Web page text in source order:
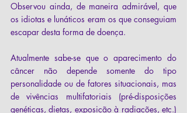
Observou ainda, de maneira admirável, que
os idiotas e lunáticos eram os que conseguiam
escapar desta forma de doença.
Atualmente sabe-se que o aparecimento do
câncer não depende somente do tipo
personalidade ou de fatores situacionais, mas
de vivências multifatoriais (pré-disposições
genéticas, dietas, exposição à radiações, etc.)